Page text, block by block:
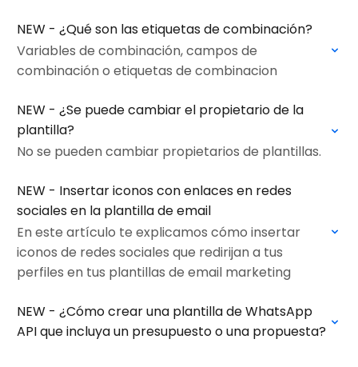
NEW - ¿Qué son las etiquetas de combinación?
Variables de combinación, campos de
combinación o etiquetas de combinacion
NEW - ¿Se puede cambiar el propietario de la
plantilla?
No se pueden cambiar propietarios de plantillas.
NEW - Insertar iconos con enlaces en redes
sociales en la plantilla de email
En este artículo te explicamos cómo insertar
iconos de redes sociales que redirijan a tus
perfiles en tus plantillas de email marketing
NEW - ¿Cómo crear una plantilla de WhatsApp
API que incluya un presupuesto o una propuesta?